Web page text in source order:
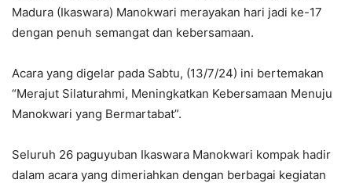
Madura (Ikaswara) Manokwari merayakan hari jadi ke-17
dengan penuh semangat dan kebersamaan.
Acara yang digelar pada Sabtu, (13/7/24) ini bertemakan
“Merajut Silaturahmi, Meningkatkan Kebersamaan Menuju
Manokwari yang Bermartabat”.
Seluruh 26 paguyuban Ikaswara Manokwari kompak hadir
dalam acara yang dimeriahkan dengan berbagai kegiatan